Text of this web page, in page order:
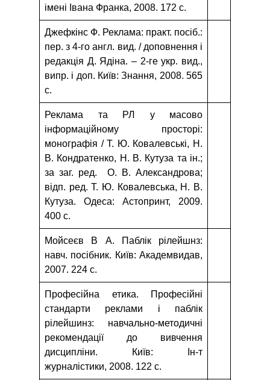
імені Івана Франка, 2008. 172 с.
Джефкінс Ф. Реклама: практ. посіб.:
пер. з 4-го англ. вид. / доповнення і
редакція Д. Ядіна. – 2-ге укр. вид.,
випр. і доп. Київ: Знання, 2008. 565
с.
Реклама та РЛ у масово
інформаційному просторі:
монографія / Т. Ю. Ковалевські, Н.
В. Кондратенко, Н. В. Кутуза та ін.;
за заг. ред. О. В. Александрова;
відп. ред. Т. Ю. Ковалевська, Н. В.
Кутуза. Одеса: Астопринт, 2009.
400 с.
Мойсеєв В А. Паблік рілейшнз:
навч. посібник. Київ: Академвидав,
2007. 224 с.
Професійна етика. Професійні
стандарти реклами і паблік
рілейшинз: навчально-методичні
рекомендації до вивчення
дисципліни. Київ: Ін-т
журналістики, 2008. 122 с.